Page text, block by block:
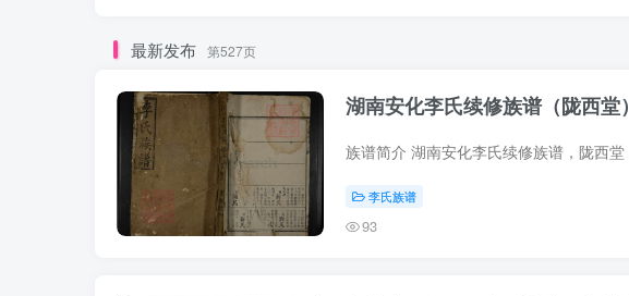
最新发布 第527页
湖南安化李氏续修族谱（陇西堂）
李氏族谱
93